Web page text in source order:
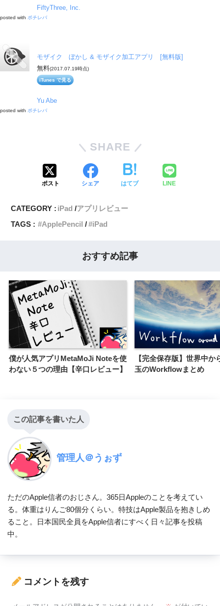
FiftyThree, Inc.
posted with ポチレバ
モザイク ぼかし & モザイク加工アプリ [無料版]
無料(2017.07.19時点)
iTunes で見る
Yu Abe
posted with ポチレバ
SHARE
ポスト シェア はてブ LINE
CATEGORY : iPad アプリレビュー
TAGS :
ApplePencil iPad
おすすめ記事
僕が人気アプリMetaMoJi Noteを使
わない５つの理由【辛口レビュー】
【完全保存版】世界中か
玉のWorkflowまとめ
この記事を書いた人
管理人＠うぉず
ただのApple信者のおじさん。365日Appleのことを考えてい
る。体重はりんご80個分くらい。特技はApple製品を抱きしめ
ること。日本国民全員をApple信者にすべく日々記事を投稿
中。
コメントを残す